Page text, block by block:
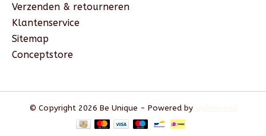
Verzenden & retourneren
Klantenservice
Sitemap
Conceptstore
© Copyright 2026 Be Unique - Powered by Lightspeed